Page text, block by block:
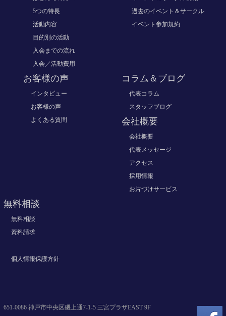
5つの特長
活動内容
目的別の活動
入会までの流れ
入会／活動費用
過去のイベント＆サークル
イベント参加規約
お客様の声
インタビュー
お客様の声
よくある質問
コラム＆ブログ
代表コラム
スタッフブログ
会社概要
会社概要
代表メッセージ
アクセス
採用情報
お片づけサービス
無料相談
無料相談
資料請求
個人情報保護方針
651-0086 神戸市中央区磯上通7-1-5 三宮プラザEAST 9F